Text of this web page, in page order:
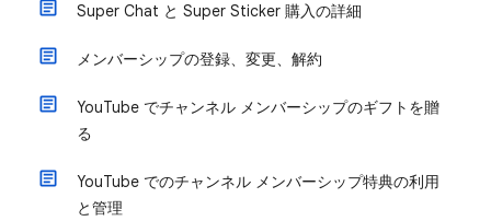
Super Chat と Super Sticker 購入の詳細
メンバーシップの登録、変更、解約
YouTube でチャンネル メンバーシップのギフトを贈
る
YouTube でのチャンネル メンバーシップ特典の利用
と管理